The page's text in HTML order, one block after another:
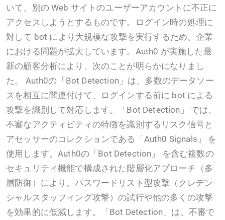
いて、別の Web サイトのユーザーアカウントに不正に
アクセスしようとするものです。ログイン時の処理に
対して bot により大規模な攻撃を実行するため、企業
における問題が拡大しています。Auth0 が実施した最
新の顧客分析により、次のことが明らかになりまし
た。 Auth0の「Bot Detection」は、多数のデータソー
スを相互に関連付けて、ログインする前に bot による
攻撃を識別して対応します。「Bot Detection」 では、
不審なアクティビティの特徴を識別するリスク信号と
アセッサーのコレクションである「Auth0 Signals」 を
使用します。Auth0の「Bot Detection」 を含む複数の
セキュリティ機能で構成された階層化アプローチ（多
層防御）により、パスワードリスト型攻撃（クレデン
シャルスタッフィング攻撃）の試行や他の多くの攻撃
を効果的に低減します。「Bot Detection」は、不審で